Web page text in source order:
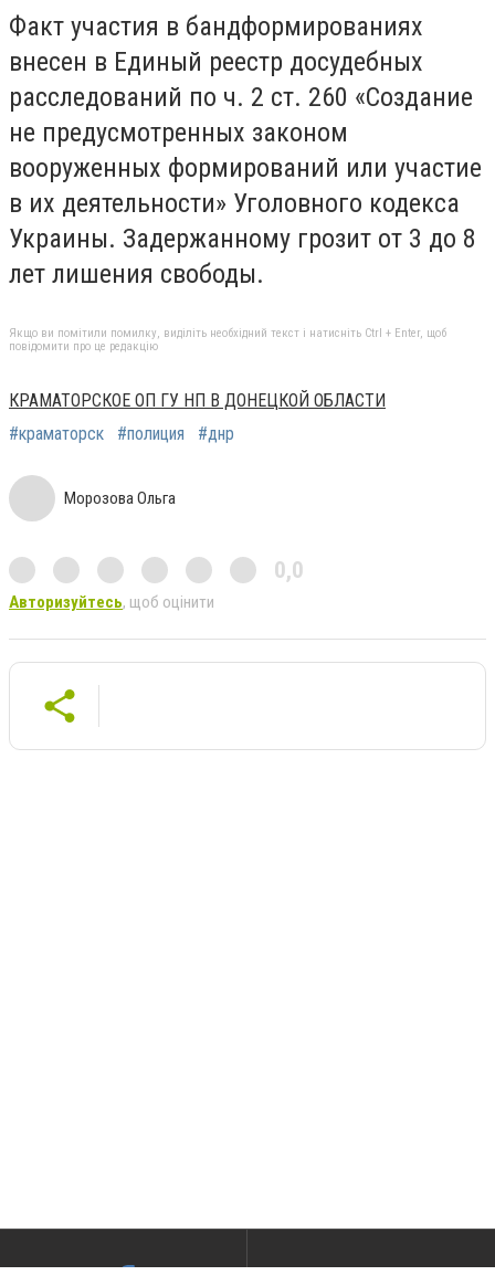
Факт участия в бандформированиях
внесен в Единый реестр досудебных
расследований по ч. 2 ст. 260 «Создание
не предусмотренных законом
вооруженных формирований или участие
в их деятельности» Уголовного кодекса
Украины. Задержанному грозит от 3 до 8
лет лишения свободы.
Якщо ви помітили помилку, виділіть необхідний текст і натисніть Ctrl + Enter, щоб
повідомити про це редакцію
КРАМАТОРСКОЕ ОП ГУ НП В ДОНЕЦКОЙ ОБЛАСТИ
#краматорск
#полиция #днр
Морозова Ольга
0,0
Авторизуйтесь, щоб оцінити